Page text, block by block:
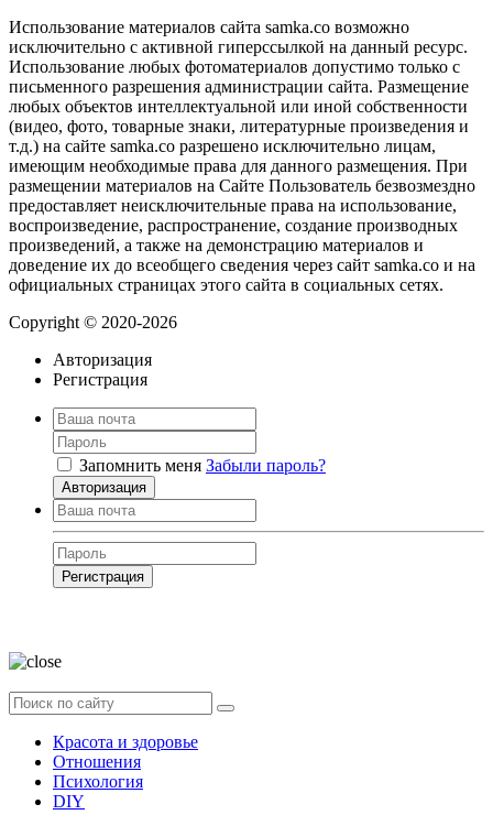
Использование материалов сайта samka.co возможно
исключительно с активной гиперссылкой на данный ресурс.
Использование любых фотоматериалов допустимо только с
письменного разрешения администрации сайта. Размещение
любых объектов интеллектуальной или иной собственности
(видео, фото, товарные знаки, литературные произведения и
т.д.) на сайте samka.co разрешено исключительно лицам,
имеющим необходимые права для данного размещения. При
размещении материалов на Сайте Пользователь безвозмездно
предоставляет неисключительные права на использование,
воспроизведение, распространение, создание производных
произведений, а также на демонстрацию материалов и
доведение их до всеобщего сведения через сайт samka.co и на
официальных страницах этого сайта в социальных сетях.
Copyright © 2020-2026
Авторизация
Регистрация
Запомнить меня Забыли пароль?
Авторизация
Регистрация
Красота и здоровье
Отношения
Психология
DIY